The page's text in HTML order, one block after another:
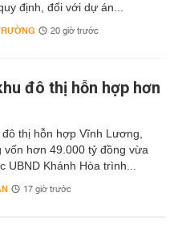
định, đối với dự án...
20 giờ trước
đô thị hỗn hợp hơn
đô thị hỗn hợp Vĩnh Lương,
vốn hơn 49.000 tỷ đồng vừa
UBND Khánh Hòa trình...
17 giờ trước